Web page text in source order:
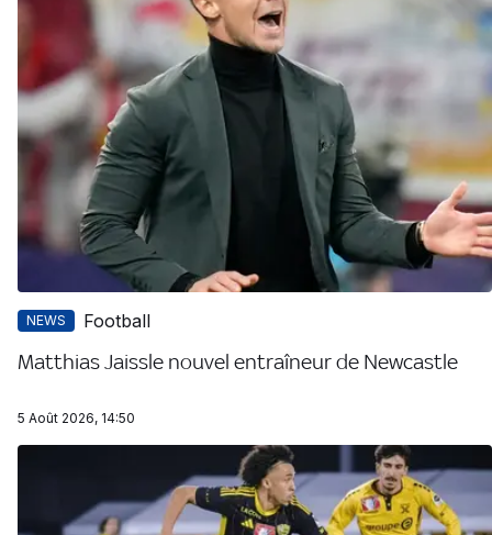
NEWS Football
Matthias Jaissle nouvel entraîneur de Newcastle
5 Août 2026, 14:50